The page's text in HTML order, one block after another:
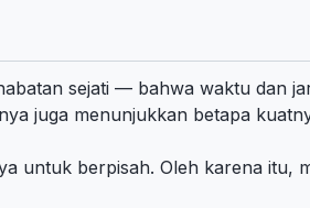
sejati — bahwa waktu dan
juga menunjukkan betapa
untuk berpisah. Oleh karena itu,